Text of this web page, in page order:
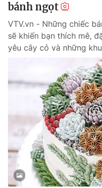
bánh ngọt
VTV.vn - Những chiếc
sẽ khiến bạn thích mê,
yêu cây cỏ và những